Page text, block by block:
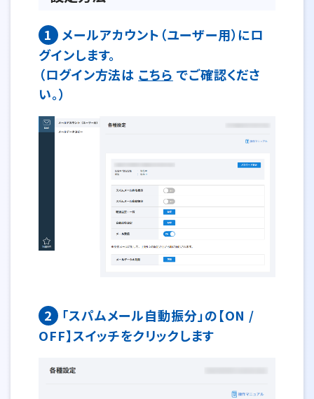
1
メールアカウント（ユーザー用）にロ
グインします。
（ログイン方法は こちら でご確認くださ
い。）
2
「スパムメール自動振分」の【ON /
OFF】スイッチをクリックします